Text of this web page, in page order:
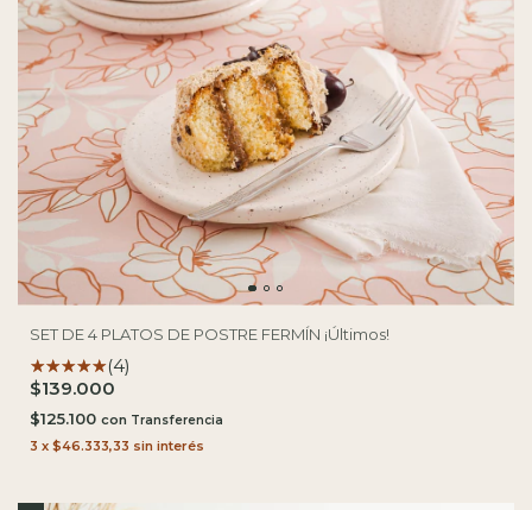
SET DE 4 PLATOS DE POSTRE FERMÍN ¡Últimos!
(4)
$139.000
$125.100 con
3 x $46.333,33 sin interés